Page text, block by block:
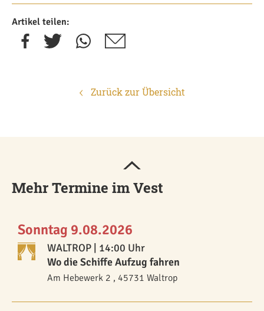
Artikel teilen:
Zurück zur Übersicht
Mehr Termine im Vest
Sonntag 9.08.2026
WALTROP | 14:00 Uhr
Wo die Schiffe Aufzug fahren
Am Hebewerk 2 , 45731 Waltrop